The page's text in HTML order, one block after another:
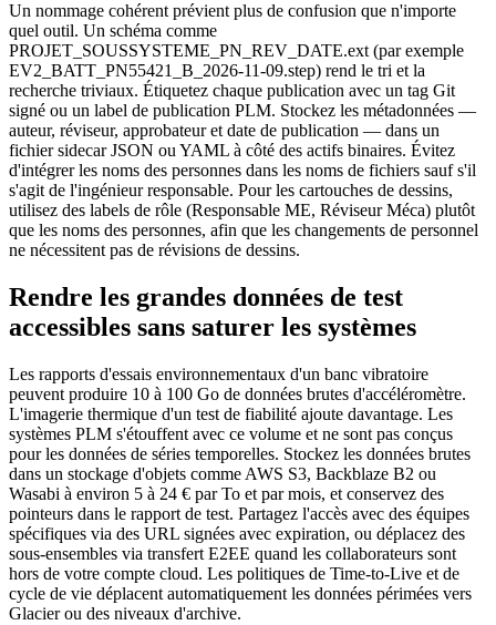
Un nommage cohérent prévient plus de confusion que n'importe
quel outil. Un schéma comme
PROJET_SOUSSYSTEME_PN_REV_DATE.ext (par exemple
EV2_BATT_PN55421_B_2026-11-09.step) rend le tri et la
recherche triviaux. Étiquetez chaque publication avec un tag Git
signé ou un label de publication PLM. Stockez les métadonnées —
auteur, réviseur, approbateur et date de publication — dans un
fichier sidecar JSON ou YAML à côté des actifs binaires. Évitez
d'intégrer les noms des personnes dans les noms de fichiers sauf s'il
s'agit de l'ingénieur responsable. Pour les cartouches de dessins,
utilisez des labels de rôle (Responsable ME, Réviseur Méca) plutôt
que les noms des personnes, afin que les changements de personnel
ne nécessitent pas de révisions de dessins.
Rendre les grandes données de test
accessibles sans saturer les systèmes
Les rapports d'essais environnementaux d'un banc vibratoire
peuvent produire 10 à 100 Go de données brutes d'accéléromètre.
L'imagerie thermique d'un test de fiabilité ajoute davantage. Les
systèmes PLM s'étouffent avec ce volume et ne sont pas conçus
pour les données de séries temporelles. Stockez les données brutes
dans un stockage d'objets comme AWS S3, Backblaze B2 ou
Wasabi à environ 5 à 24 € par To et par mois, et conservez des
pointeurs dans le rapport de test. Partagez l'accès avec des équipes
spécifiques via des URL signées avec expiration, ou déplacez des
sous-ensembles via transfert E2EE quand les collaborateurs sont
hors de votre compte cloud. Les politiques de Time-to-Live et de
cycle de vie déplacent automatiquement les données périmées vers
Glacier ou des niveaux d'archive.